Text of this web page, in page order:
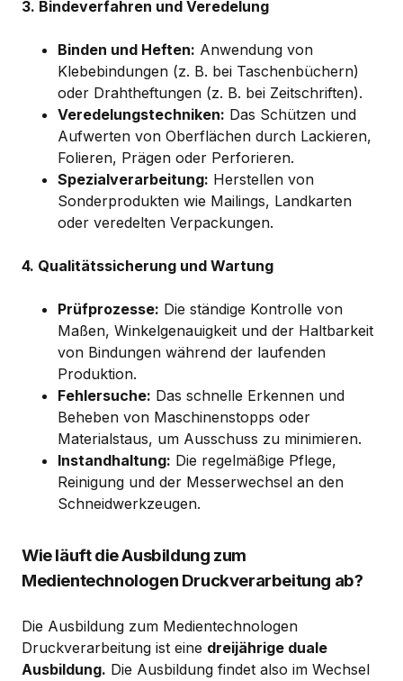
3. Bindeverfahren und Veredelung
Binden und Heften: Anwendung von
Klebebindungen (z. B. bei Taschenbüchern)
oder Drahtheftungen (z. B. bei Zeitschriften).
Veredelungstechniken: Das Schützen und
Aufwerten von Oberflächen durch Lackieren,
Folieren, Prägen oder Perforieren.
Spezialverarbeitung: Herstellen von
Sonderprodukten wie Mailings, Landkarten
oder veredelten Verpackungen.
4. Qualitätssicherung und Wartung
Prüfprozesse: Die ständige Kontrolle von
Maßen, Winkelgenauigkeit und der Haltbarkeit
von Bindungen während der laufenden
Produktion.
Fehlersuche: Das schnelle Erkennen und
Beheben von Maschinenstopps oder
Materialstaus, um Ausschuss zu minimieren.
Instandhaltung: Die regelmäßige Pflege,
Reinigung und der Messerwechsel an den
Schneidwerkzeugen.
Wie läuft die Ausbildung zum
Medientechnologen Druckverarbeitung ab?
Die Ausbildung zum Medientechnologen
Druckverarbeitung ist eine dreijährige duale
Ausbildung. Die Ausbildung findet also im Wechsel